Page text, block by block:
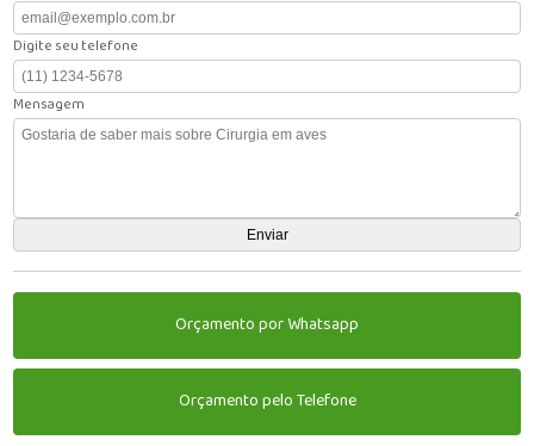
Digite seu telefone
Mensagem
Orçamento por Whatsapp
Orçamento pelo Telefone